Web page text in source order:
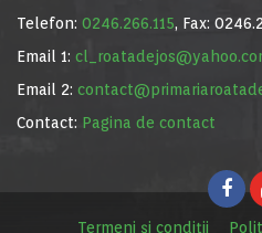
Telefon: 0246.266.115, Fax:
Email 1:
Email 2:
Contact: Pagina de contact
Termeni și condiții